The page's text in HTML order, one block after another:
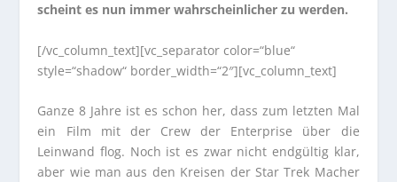
scheint es nun immer wahrscheinlicher zu werden.
[/vc_column_text][vc_separator color=“blue“
style=“shadow“ border_width=“2″][vc_column_text]
Ganze 8 Jahre ist es schon her, dass zum letzten Mal
ein Film mit der Crew der Enterprise über die
Leinwand flog. Noch ist es zwar nicht endgültig klar,
aber wie man aus den Kreisen der Star Trek Macher